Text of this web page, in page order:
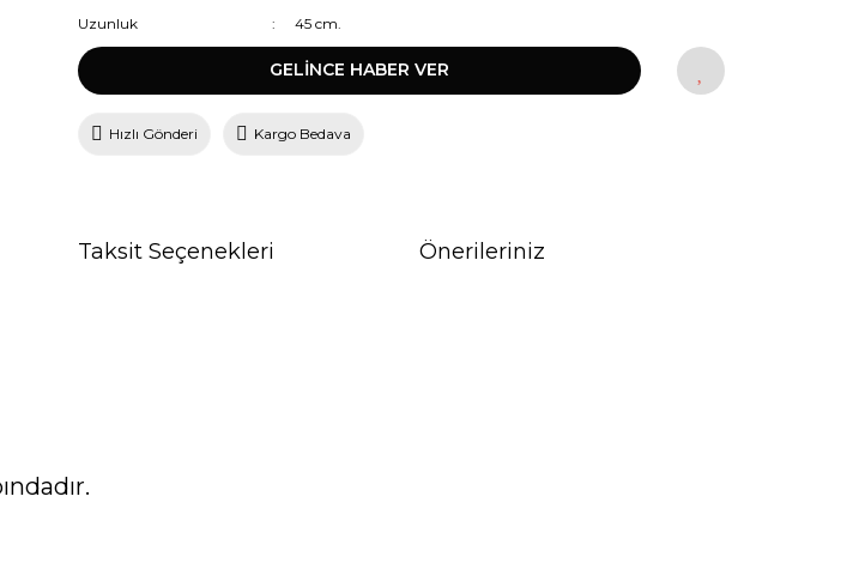
Uzunluk
45 cm.
GELİNCE HABER VER
Hızlı Gönderi Kargo Bedava
Taksit Seçenekleri Önerileriniz